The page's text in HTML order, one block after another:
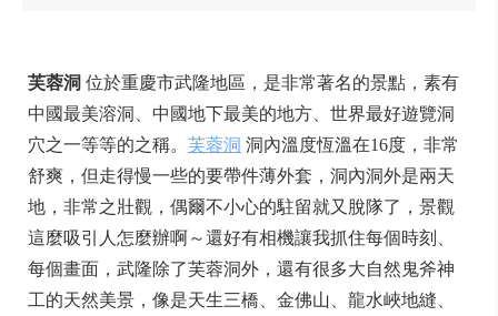
芙蓉洞 位於重慶市武隆地區，是非常著名的景點，素有
中國最美溶洞、中國地下最美的地方、世界最好遊覽洞
穴之一等等的之稱。 芙蓉洞 洞內溫度恆溫在16度，非常
舒爽，但走得慢一些的要帶件薄外套，洞內洞外是兩天
地，非常之壯觀，偶爾不小心的駐留就又脫隊了，景觀
這麼吸引人怎麼辦啊～還好有相機讓我抓住每個時刻、
每個畫面，武隆除了芙蓉洞外，還有很多大自然鬼斧神
工的天然美景，像是天生三橋、金佛山、龍水峽地縫、